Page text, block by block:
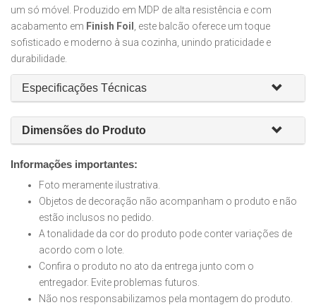
um só móvel. Produzido em MDP de alta resistência e com
acabamento em Finish Foil
, este balcão oferece um toque
sofisticado e moderno à sua cozinha, unindo praticidade e
durabilidade.
Especificações Técnicas
Dimensões do Produto
Informações importantes:
Foto meramente ilustrativa.
Objetos de decoração não acompanham o produto e não
estão inclusos no pedido.
A tonalidade da cor do produto pode conter variações de
acordo com o lote.
Confira o produto no ato da entrega junto com o
entregador. Evite problemas futuros.
Não nos responsabilizamos pela montagem do produto.